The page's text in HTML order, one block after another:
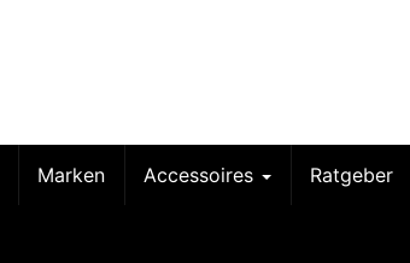
Marken Accessoires Ratgeber